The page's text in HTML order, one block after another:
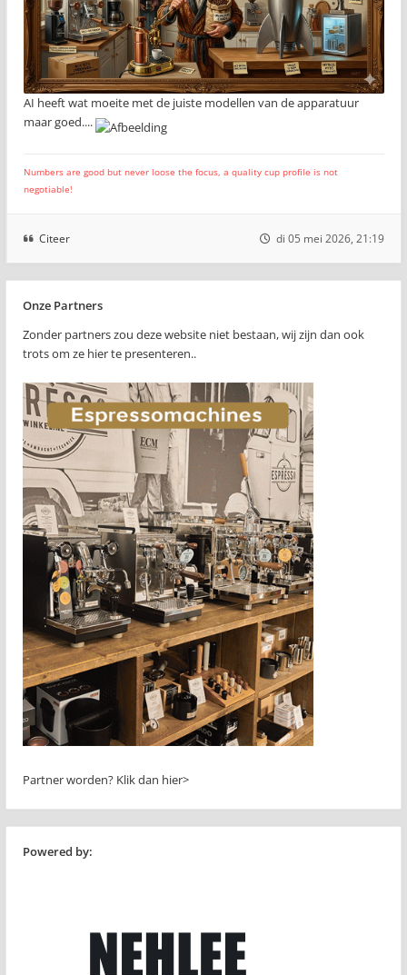
AI heeft wat moeite met de juiste modellen van de apparatuur
maar goed....
Numbers are good but never loose the focus, a quality cup profile is not
negotiable!
Citeer di 05 mei 2026, 21:19
Onze Partners
Zonder partners zou deze website niet bestaan, wij zijn dan ook
trots om ze hier te presenteren..
Partner worden? Klik dan hier>
Powered by: